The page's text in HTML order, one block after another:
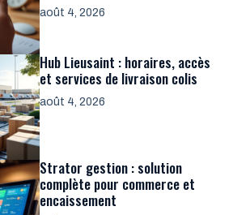
août 4, 2026
Hub Lieusaint : horaires, accès
et services de livraison colis
août 4, 2026
Strator gestion : solution
complète pour commerce et
encaissement